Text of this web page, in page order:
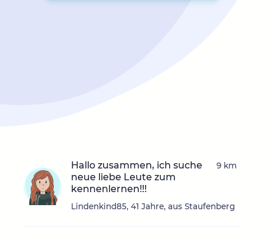
Hallo zusammen, ich suche
neue liebe Leute zum
kennenlernen!!!
Lindenkind85, 41 Jahre, aus Staufenberg
9 km